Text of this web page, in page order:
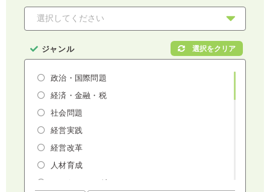
ジャンル
政治・国際問題
経済・金融・税
社会問題
経営実践
経営改革
人材育成
マーケティング